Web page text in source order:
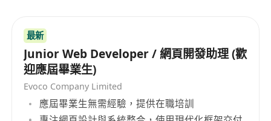
际落地执行。
任职要求
1、本科及以上学历，视觉设计类专业。
2、3年及以上互联网产品相关设计经验（页面，组
件，运营物料等），有金融行业经验优先考虑。
最新
Junior Web Developer / 網頁開發助理 (歡
迎應屆畢業生)
Evoco Company Limited
應屆畢業生無需經驗，提供在職培訓